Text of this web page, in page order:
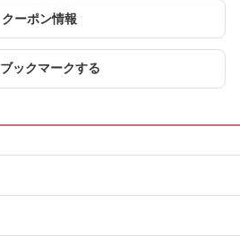
クーポン情報
ブックマークする